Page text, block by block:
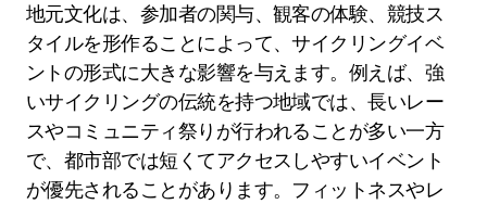
地元文化は、参加者の関与、観客の体験、競技ス
タイルを形作ることによって、サイクリングイベ
ントの形式に大きな影響を与えます。例えば、強
いサイクリングの伝統を持つ地域では、長いレー
スやコミュニティ祭りが行われることが多い一方
で、都市部では短くてアクセスしやすいイベント
が優先されることがあります。フィットネスやレ